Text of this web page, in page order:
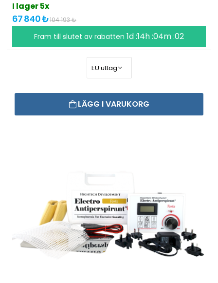
I lager 5x
67 840 ₺104 193 ₺
Fram till slutet av rabatten1d :14h :04m :01
LÄGG I VARUKORG